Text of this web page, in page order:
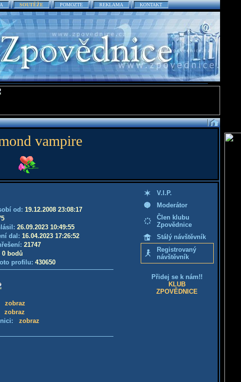
SOUTĚŽE POMOZTE REKLAMA KONTAKT
vampire
od: 19.12.2008 23:08:17
26.09.2023 10:49:55
dal: 16.04.2023 17:26:52
21747
0 bodů
profilu: 430650
zobraz
zobraz
zobraz
V.I.P.
Moderátor
Člen klubu
Zpovědnice
Stálý návštěvník
Registrovaný
návštěvník
Přidej se k nám!!
KLUB
ZPOVĚDNICE